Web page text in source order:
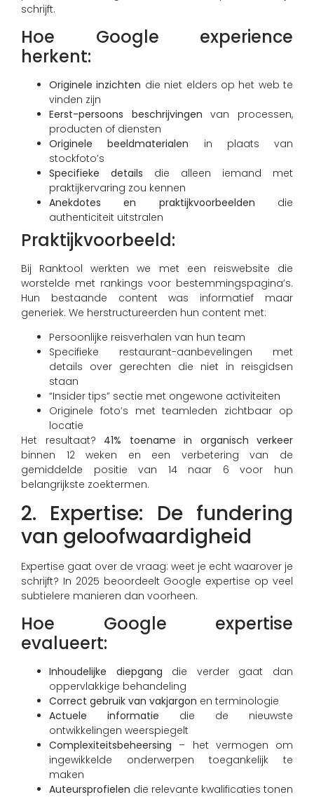
schrijft.
Hoe Google experience
herkent:
Originele inzichten die niet elders op het web te
vinden zijn
Eerst-persoons beschrijvingen van processen,
producten of diensten
Originele beeldmaterialen in plaats van
stockfoto’s
Specifieke details die alleen iemand met
praktijkervaring zou kennen
Anekdotes en praktijkvoorbeelden die
authenticiteit uitstralen
Praktijkvoorbeeld:
Bij Ranktool werkten we met een reiswebsite die
worstelde met rankings voor bestemmingspagina’s.
Hun bestaande content was informatief maar
generiek. We herstructureerden hun content met:
Persoonlijke reisverhalen van hun team
Specifieke restaurant-aanbevelingen met
details over gerechten die niet in reisgidsen
staan
“Insider tips” sectie met ongewone activiteiten
Originele foto’s met teamleden zichtbaar op
locatie
Het resultaat? 41% toename in organisch verkeer
binnen 12 weken en een verbetering van de
gemiddelde positie van 14 naar 6 voor hun
belangrijkste zoektermen.
2. Expertise: De fundering
van geloofwaardigheid
Expertise gaat over de vraag: weet je echt waarover je
schrijft? In 2025 beoordeelt Google expertise op veel
subtielere manieren dan voorheen.
Hoe Google expertise
evalueert:
Inhoudelijke diepgang die verder gaat dan
oppervlakkige behandeling
Correct gebruik van vakjargon en terminologie
Actuele informatie die de nieuwste
ontwikkelingen weerspiegelt
Complexiteitsbeheersing – het vermogen om
ingewikkelde onderwerpen toegankelijk te
maken
Auteursprofielen die relevante kwalificaties tonen